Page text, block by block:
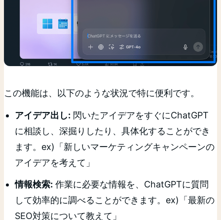
この機能は、以下のような状況で特に便利です。
アイデア出し: 閃いたアイデアをすぐにChatGPT
に相談し、深掘りしたり、具体化することができ
ます。ex)「新しいマーケティングキャンペーンの
アイデアを考えて」
情報検索: 作業に必要な情報を、ChatGPTに質問
して効率的に調べることができます。ex)「最新の
SEO対策について教えて」